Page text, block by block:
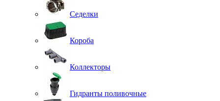
Седелки
Короба
Коллекторы
Гидранты поливочные